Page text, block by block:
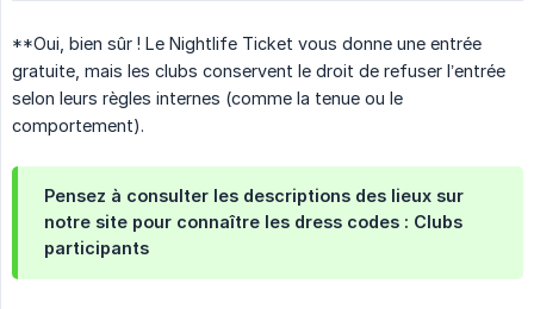
**Oui, bien sûr ! Le Nightlife Ticket vous donne une entrée
gratuite, mais les clubs conservent le droit de refuser l’entrée
selon leurs règles internes (comme la tenue ou le
comportement).
Pensez à consulter les descriptions des lieux sur
notre site pour connaître les dress codes : Clubs
participants